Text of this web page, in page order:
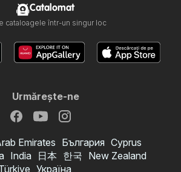
Catalomat
cataloagele într-un singur loc
Urmăreşte-ne
Emirates България Cyprus
India 日本 한국 New Zealand
Україна